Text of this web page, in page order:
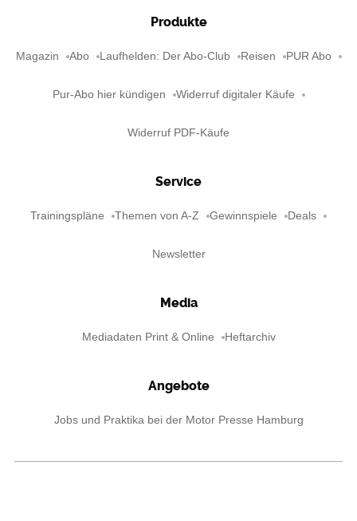
Produkte
Magazin Abo Laufhelden: Der Abo-Club Reisen PUR Abo
Pur-Abo hier kündigen Widerruf digitaler Käufe
Widerruf PDF-Käufe
Service
Trainingspläne Themen von A-Z Gewinnspiele Deals
Newsletter
Media
Mediadaten Print & Online Heftarchiv
Angebote
Jobs und Praktika bei der Motor Presse Hamburg